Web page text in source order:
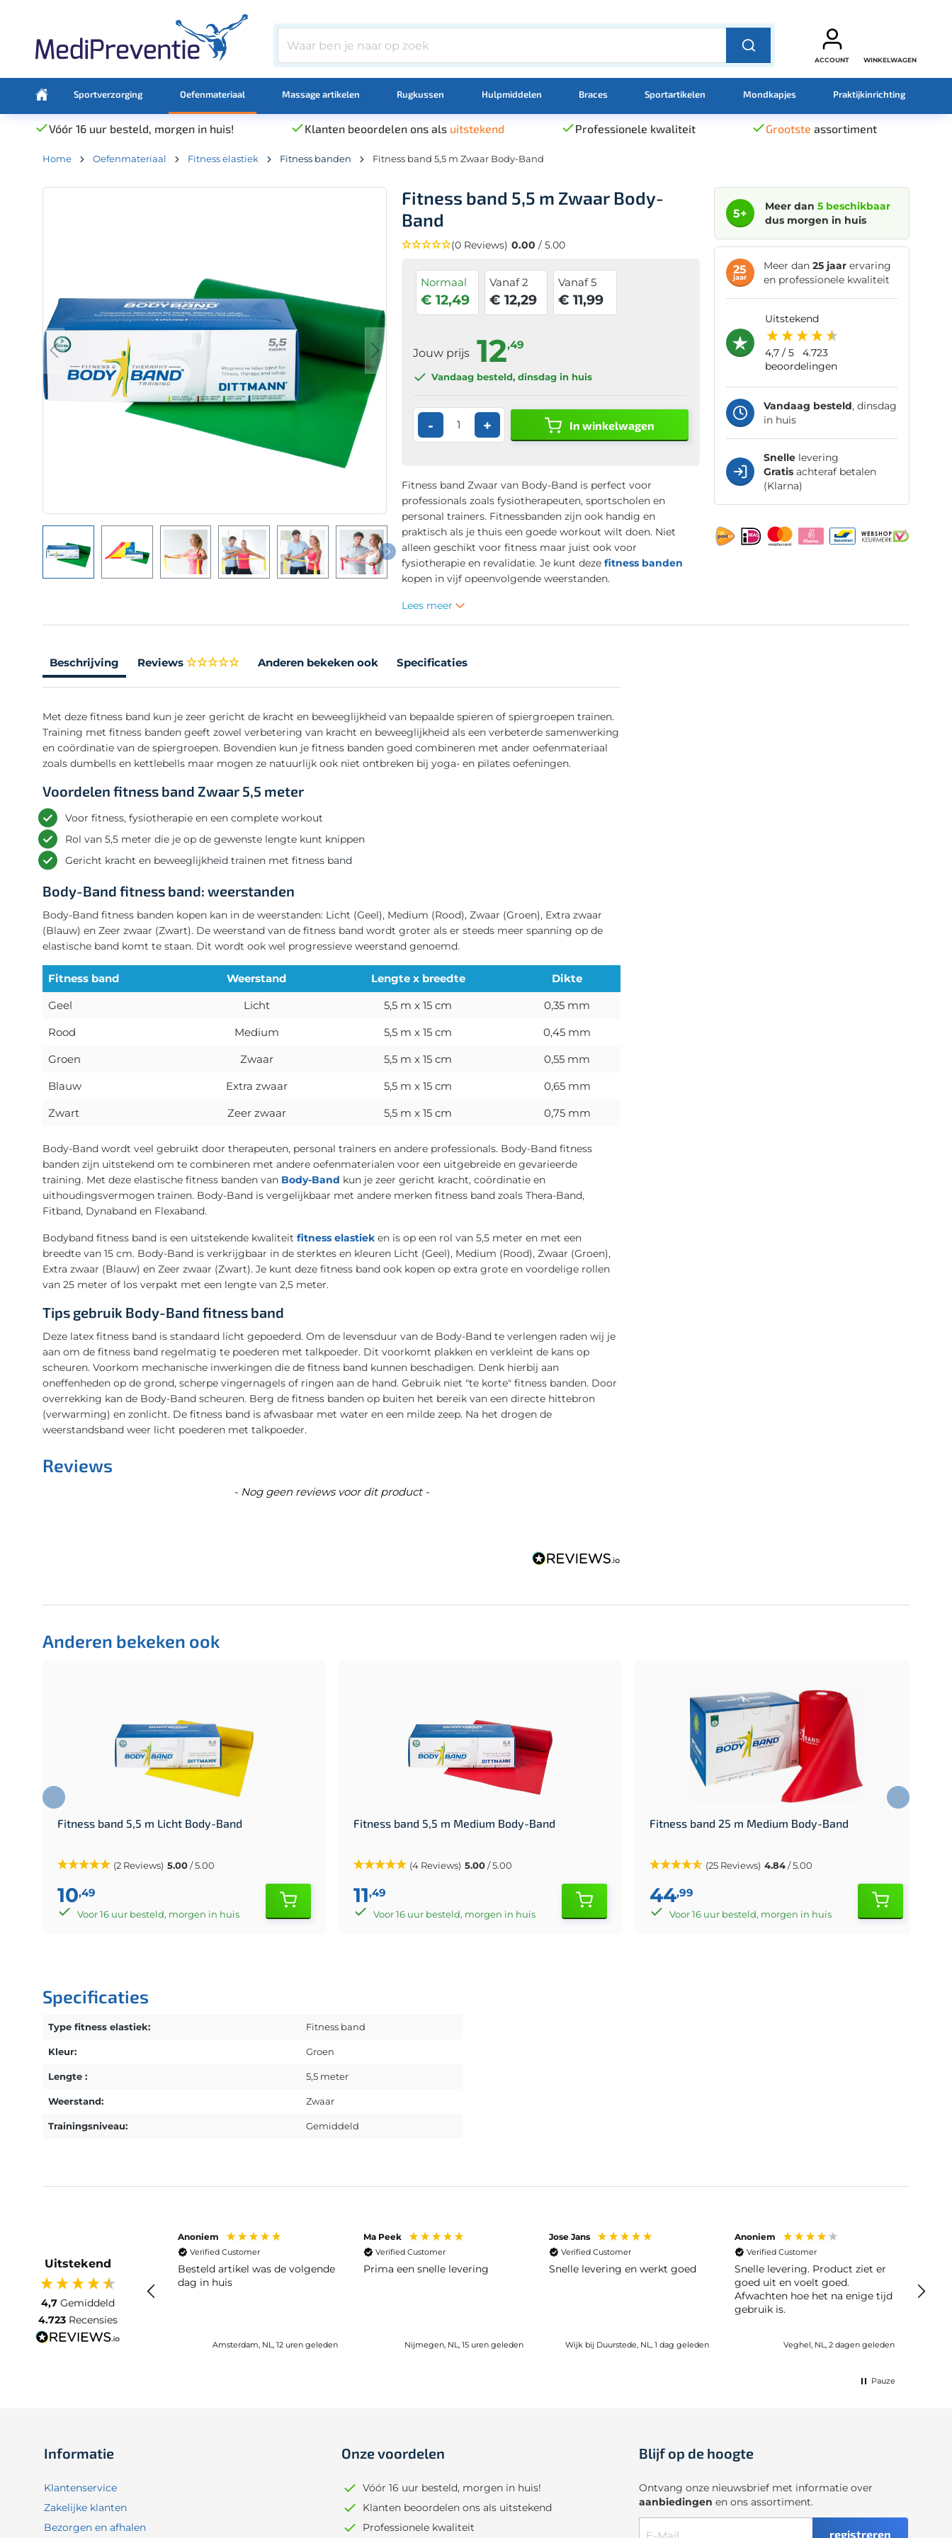
ACCOUNT WINKELWAGEN
Sportverzorging Oefenmateriaal Massage artikelen Rugkussen Hulpmiddelen Braces Sportartikelen Mondkapjes Praktijkinrichting
Vóór 16 uur besteld, morgen in huis! Klanten beoordelen ons als uitstekend Professionele kwaliteit Grootste assortiment
Home Oefenmateriaal Fitness elastiek Fitness banden Fitness band 5,5 m Zwaar Body-Band
Fitness band 5,5 m Zwaar Body-
Band
(0 Reviews) 0.00 / 5.00
Normaal
€ 12,49
Vanaf 2
€ 12,29
Vanaf 5
€ 11,99
Jouw prijs 12,49
Vandaag besteld, dinsdag in huis
- + In winkelwagen
Fitness band Zwaar van Body-Band is perfect voor
professionals zoals fysiotherapeuten, sportscholen en
personal trainers. Fitnessbanden zijn ook handig en
praktisch als je thuis een goede workout wilt doen. Niet
alleen geschikt voor fitness maar juist ook voor
fysiotherapie en revalidatie. Je kunt deze fitness banden
kopen in vijf opeenvolgende weerstanden.
Lees meer
5+
Meer dan 5 beschikbaar
dus morgen in huis
25
jaar
Meer dan 25 jaarervaring
en professionele kwaliteit
uitstekend
4,7/ 5
4.723
beoordelingen
Vandaag besteld, dinsdag
in huis
Snellelevering
Gratisachteraf betalen
(Klarna)
Beschrijving Reviews Anderen bekeken ook Specificaties
Met deze fitness band kun je zeer gericht de kracht en beweeglijkheid van bepaalde spieren of spiergroepen trainen.
Training met fitness banden geeft zowel verbetering van kracht en beweeglijkheid als een verbeterde samenwerking
en coördinatie van de spiergroepen. Bovendien kun je fitness banden goed combineren met ander oefenmateriaal
zoals dumbells en kettlebells maar mogen ze natuurlijk ook niet ontbreken bij yoga- en pilates oefeningen.
Voordelen fitness band Zwaar 5,5 meter
Voor fitness, fysiotherapie en een complete workout
Rol van 5,5 meter die je op de gewenste lengte kunt knippen
Gericht kracht en beweeglijkheid trainen met fitness band
Body-Band fitness band: weerstanden
Body-Band fitness banden kopen kan in de weerstanden: Licht (Geel), Medium (Rood), Zwaar (Groen), Extra zwaar
(Blauw) en Zeer zwaar (Zwart). De weerstand van de fitness band wordt groter als er steeds meer spanning op de
elastische band komt te staan. Dit wordt ook wel progressieve weerstand genoemd.
Fitness band Weerstand Lengte x breedte
Dikte
Geel
Licht 5,5 m x 15 cm
0,35 mm
Rood
Medium 5,5 m x 15 cm
0,45 mm
Groen
Zwaar 5,5 m x 15 cm
0,55 mm
Blauw
Extra zwaar 5,5 m x 15 cm
0,65 mm
Zwart
Zeer zwaar 5,5 m x 15 cm 0,75 mm
Body-Band wordt veel gebruikt door therapeuten, personal trainers en andere professionals. Body-Band fitness
banden zijn uitstekend om te combineren met andere oefenmaterialen voor een uitgebreide en gevarieerde
training. Met deze elastische fitness banden van Body-Band kun je zeer gericht kracht, coördinatie en
uithoudingsvermogen trainen. Body-Band is vergelijkbaar met andere merken fitness band zoals Thera-Band,
Fitband, Dynaband en Flexaband.
Bodyband fitness band is een uitstekende kwaliteit fitness elastiek en is op een rol van 5,5 meter en met een
breedte van 15 cm. Body-Band is verkrijgbaar in de sterktes en kleuren Licht (Geel), Medium (Rood), Zwaar (Groen),
Extra zwaar (Blauw) en Zeer zwaar (Zwart). Je kunt deze fitness band ook kopen op extra grote en voordelige rollen
van 25 meter of los verpakt met een lengte van 2,5 meter.
Tips gebruik Body-Band fitness band
Deze latex fitness band is standaard licht gepoederd. Om de levensduur van de Body-Band te verlengen raden wij je
aan om de fitness band regelmatig te poederen met talkpoeder. Dit voorkomt plakken en verkleint de kans op
scheuren. Voorkom mechanische inwerkingen die de fitness band kunnen beschadigen. Denk hierbij aan
oneffenheden op de grond, scherpe vingernagels of ringen aan de hand. Gebruik niet "te korte" fitness banden. Door
overrekking kan de Body-Band scheuren. Berg de fitness banden op buiten het bereik van een directe hittebron
(verwarming) en zonlicht. De fitness band is afwasbaar met water en een milde zeep. Na het drogen de
weerstandsband weer licht poederen met talkpoeder.
Reviews
- Nog geen reviews voor dit product -
Anderen bekeken ook
Fitness band 5,5 m Licht Body-Band
(2 Reviews) 5.00/ 5.00
10,49
Voor 16 uur besteld, morgen in huis
Fitness band 5,5 m Medium Body-Band
(4 Reviews) 5.00/ 5.00
11,49
Voor 16 uur besteld, morgen in huis
Fitness band 25 m Medium Body-Band
(25 Reviews) 4.84/ 5.00
44,99
Voor 16 uur besteld, morgen in huis
Specificaties
Type fitness elastiek: Fitness band
Kleur: Groen
Lengte : 5,5 meter
Weerstand: Zwaar
Trainingsniveau: Gemiddeld
Uitstekend
4,7 Gemiddeld
4.723 Recensies
Anoniem
Verified Customer
Besteld artikel was de volgende
dag in huis
Amsterdam, NL, 12 uren geleden
Ma Peek
Verified Customer
Prima een snelle levering
Nijmegen, NL, 15 uren geleden
Jose Jans
Verified Customer
Snelle levering en werkt goed
Wijk bij Duurstede, NL, 1 dag geleden
Anoniem
Verified Customer
Snelle levering. Product ziet er
goed uit en voelt goed.
Afwachten hoe het na enige tijd
gebruik is.
Veghel, NL, 2 dagen geleden
Pauze
Informatie
Klantenservice
Zakelijke klanten
Bezorgen en afhalen
Onze voordelen
Vóór 16 uur besteld, morgen in huis!
Klanten beoordelen ons als uitstekend
Professionele kwaliteit
Blijf op de hoogte
Ontvang onze nieuwsbrief met informatie over
aanbiedingen en ons assortiment.
registreren